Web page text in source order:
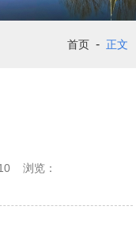
首页 - 正文
浏览：